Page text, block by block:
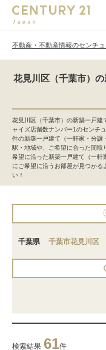
不動産・不動産情報のセンチュ
花見川区（千葉市）の
花見川区（千葉市）の新築一戸建
ャイズ店舗数ナンバー1のセンチ
件の新築一戸建て（一軒家・分譲
駅・地域や、ご希望に合った間取
希望に沿った新築一戸建て（一軒
にご希望に沿うお部屋が見つかる
い！
千葉県 千葉市花見川区
検索結果 61件